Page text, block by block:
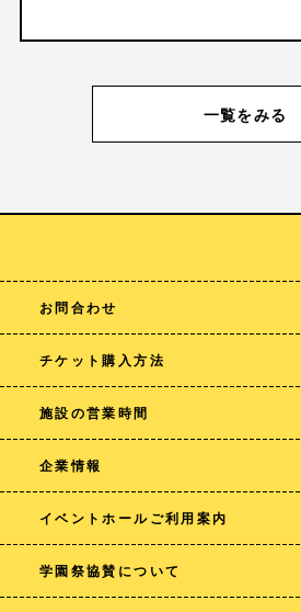
一覧をみる
お問合わせ
チケット購入方法
施設の営業時間
企業情報
イベントホールご利用案内
学園祭協賛について